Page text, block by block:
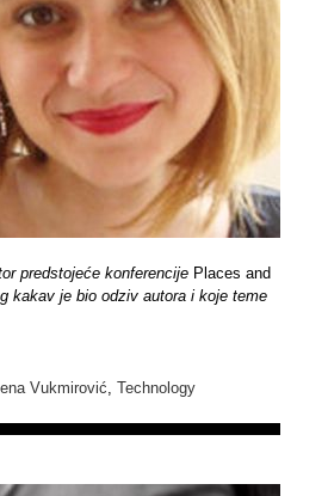
predstojeće konferencije Places and
kakav je bio odziv autora i koje teme
Vukmirović, Technology